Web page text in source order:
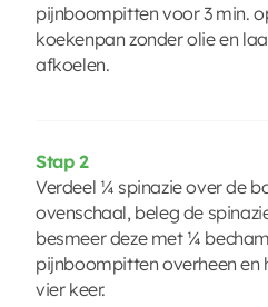
pijnboompitten voor 3 min.
koekenpan zonder olie en
afkoelen.
Stap 2
Verdeel ¼ spinazie over de
ovenschaal, beleg de
besmeer deze met ¼
pijnboompitten overheen en
vier keer.